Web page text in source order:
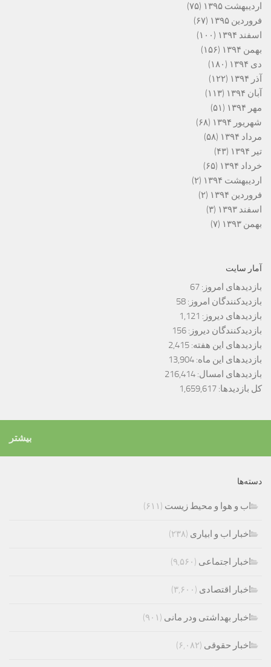
اردیبهشت ۱۳۹۵
(۷۵)
فروردین ۱۳۹۵
(۶۷)
اسفند ۱۳۹۴
(۱۰۰)
بهمن ۱۳۹۴
(۱۵۶)
دی ۱۳۹۴
(۱۸۰)
آذر ۱۳۹۴
(۱۲۲)
آبان ۱۳۹۴
(۱۱۳)
مهر ۱۳۹۴
(۵۱)
شهریور ۱۳۹۴
(۶۸)
مرداد ۱۳۹۴
(۵۸)
تیر ۱۳۹۴
(۴۳)
خرداد ۱۳۹۴
(۶۵)
اردیبهشت ۱۳۹۴
(۲)
فروردین ۱۳۹۴
(۲)
اسفند ۱۳۹۳
(۳)
بهمن ۱۳۹۳
(۷)
آمار سایت
بازدیدهای امروز: 67
بازدیدکنندگان امروز: 58
بازدیدهای دیروز: 1,121
بازدیدکنندگان دیروز: 156
بازدیدهای این هفته: 2,415
بازدیدهای این ماه: 13,904
بازدیدهای امسال: 216,414
کل بازدیدها: 1,659,617
بیشتر
دسته‌ها
اب و هوا و محیط زیست (۶۱۱)
اخبار اب و ابیاری (۲۳۸)
اخبار اجتماعی (۹,۵۶۰)
اخبار اقتصادی (۳,۶۰۰)
اخبار بهداشتی ودر مانی (۹۰۱)
اخبار حقوقی (۶,۰۸۲)